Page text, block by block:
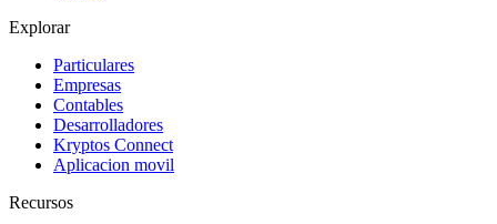
Explorar
Particulares
Empresas
Contables
Desarrolladores
Kryptos Connect
Aplicacion movil
Recursos